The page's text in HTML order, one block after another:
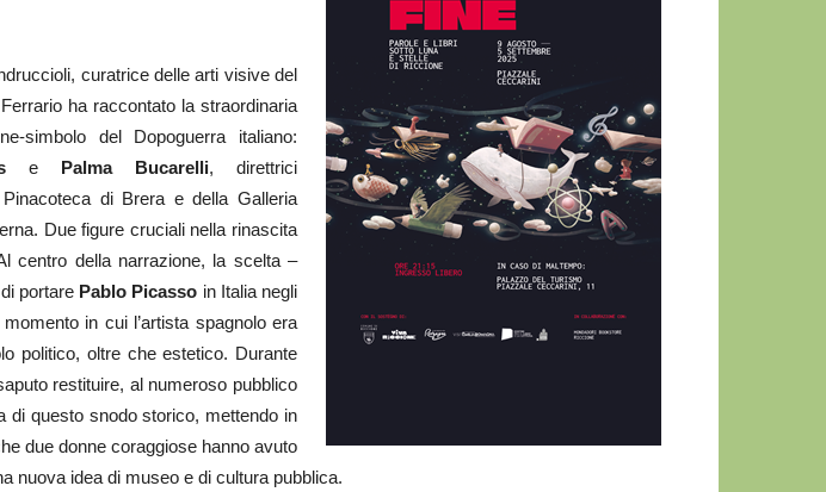
curatrice delle arti visive del
ha raccontato la straordinaria
simbolo del Dopoguerra italiano:
e Palma Bucarelli, direttrici
di Brera e della Galleria
Due figure cruciali nella rinascita
centro della narrazione, la scelta –
portare Pablo Picasso in Italia negli
in cui l’artista spagnolo era
politico, oltre che estetico. Durante
restituire, al numeroso pubblico
di questo snodo storico, mettendo in
due donne coraggiose hanno avuto
nuova idea di museo e di cultura pubblica.